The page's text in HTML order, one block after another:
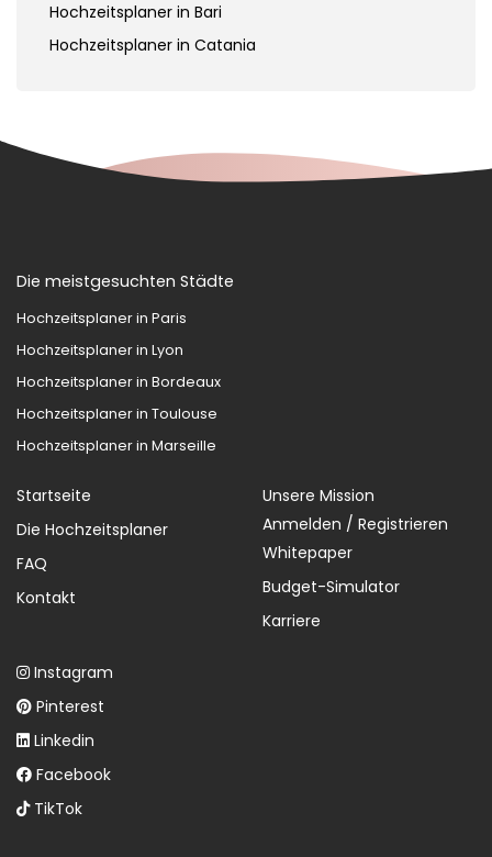
Hochzeitsplaner in Bari
Hochzeitsplaner in Catania
Die meistgesuchten Städte
Hochzeitsplaner in Paris
Hochzeitsplaner in Lyon
Hochzeitsplaner in Bordeaux
Hochzeitsplaner in Toulouse
Hochzeitsplaner in Marseille
Startseite
Die Hochzeitsplaner
FAQ
Kontakt
Unsere Mission
Anmelden / Registrieren
Whitepaper
Budget-Simulator
Karriere
Instagram
Pinterest
Linkedin
Facebook
TikTok